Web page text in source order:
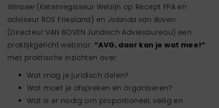
Winsser(Ketenregisseur Welzijn op Recept FPA en
adviseur ROS Friesland) en Jolanda van Boven
(Directeur VAN BOVEN Juridisch Adviesbureau) een
praktijkgericht webinar: “AVG, daar kan je wat mee!”
met praktische inzichten over:
Wat mag je juridisch delen?
Wat moet je afspreken en organiseren?
Wat is er nodig om proportioneel, veilig en